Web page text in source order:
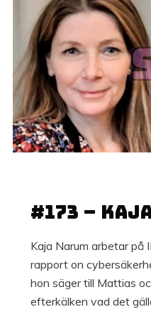
#173 –
Kaja Narum arbetar på
rapport on
hon säger till Mattias
efterkälken vad det